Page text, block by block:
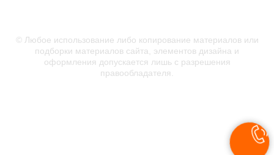
© Любое использование либо копирование материалов или
подборки материалов сайта, элементов дизайна и
оформления допускается лишь с разрешения
правообладателя.